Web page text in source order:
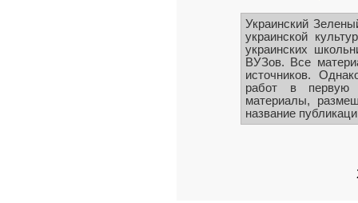
Украинский
украинской
украинских
ВУЗов. Все
источников.
работ в первую
материалы,
название